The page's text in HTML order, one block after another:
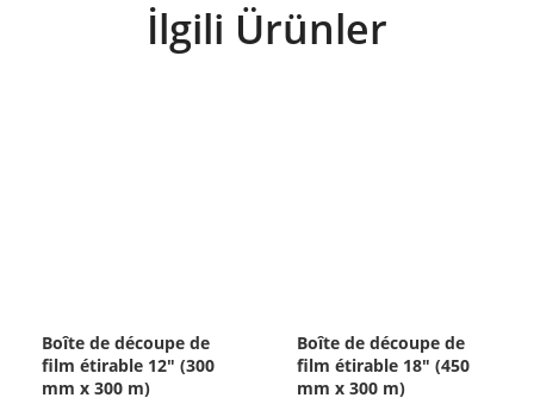
İlgili Ürünler
Boîte de découpe de
film étirable 12″ (300
mm x 300 m)
Boîte de découpe de
film étirable 18″ (450
mm x 300 m)